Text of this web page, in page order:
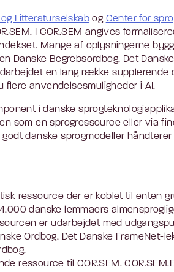
Litteraturselskab og Center for
I COR.SEM angives
Mange af oplysningerne
Danske Begrebsordbog, Det
en lang række supplerende
anvendelsesmuligheder i AI.
i danske
som en sprogressource eller via
danske sprogmodeller
ressource der er koblet til enten
danske lemmaers
er udarbejdet med
Ordbog, Det Danske FrameNet-
ressource til COR.SEM.